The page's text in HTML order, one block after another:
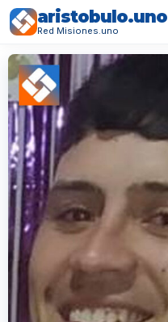
aristobulo.uno
Red Misiones.uno